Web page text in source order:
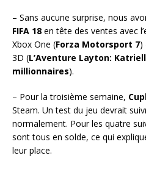
– Sans aucune surprise, nous
FIFA 18 en tête des ventes avec
Xbox One (Forza Motorsport 7)
3D (L’Aventure Layton:
millionnaires).
– Pour la troisième semaine,
Steam. Un test du jeu devrait
normalement. Pour les quatre
sont tous en solde, ce qui
leur place.